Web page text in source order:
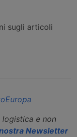
sugli articoli
e non
Newsletter